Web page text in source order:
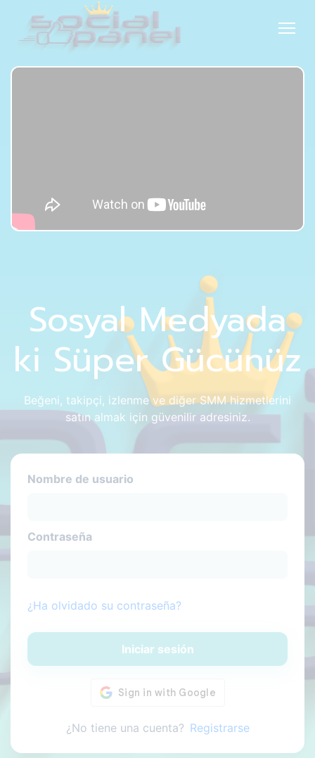
Sosyal Medyada
ki Süper Gücünüz
Beğeni, takipçi, izlenme ve diğer SMM hizmetlerini
satın almak için güvenilir adresiniz.
Nombre de usuario
Contraseña
¿Ha olvidado su contraseña?
Iniciar sesión
¿No tiene una cuenta? Registrarse